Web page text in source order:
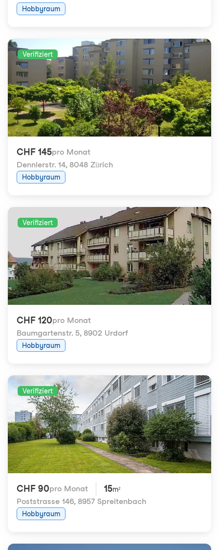
Hobbyraum
Verifiziert
CHF 145pro Monat
Dennlerstr. 14, 8048 Zürich
Hobbyraum
Verifiziert
CHF 120pro Monat
Baumgartenstr. 5, 8902 Urdorf
Hobbyraum
Verifiziert
CHF 90pro Monat 15m²
Poststrasse 146, 8957 Spreitenbach
Hobbyraum